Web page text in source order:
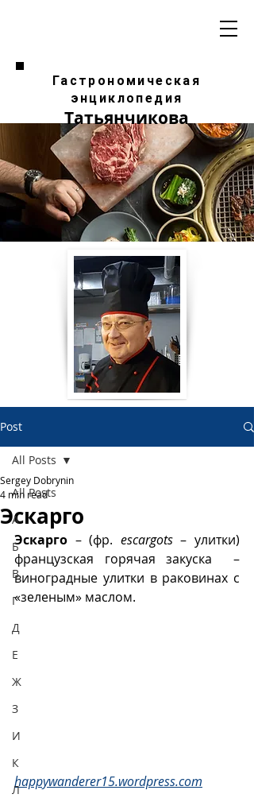
Гастрономическая
энциклопедия
Татьянчикова
Post
All Posts
А
Б
В
Г
Д
Е
Ж
З
И
К
Л
All Posts
Эскарго
Sergey Dobrynin
4 min read
Эскарго – (фр. escargots – улитки)
французская горячая закуска  –
виноградные улитки в раковинах с
«зеленым» маслом.
happywanderer15.wordpress.com